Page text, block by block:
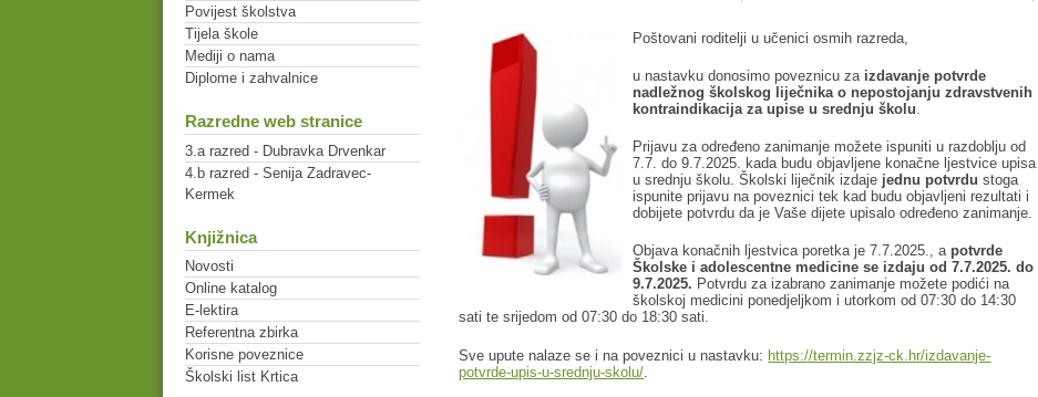
Povijest školstva
Tijela škole
Mediji o nama
Diplome i zahvalnice
Razredne web stranice
3.a razred - Dubravka Drvenkar
4.b razred - Senija Zadravec-
Kermek
Knjižnica
Novosti
Online katalog
E-lektira
Referentna zbirka
Korisne poveznice
Školski list Krtica
Poštovani roditelji u učenici osmih razreda,
u nastavku donosimo poveznicu za izdavanje potvrde
nadležnog školskog liječnika o nepostojanju zdravstvenih
kontraindikacija za upise u srednju školu.
Prijavu za određeno zanimanje možete ispuniti u razdoblju od
7.7. do 9.7.2025. kada budu objavljene konačne ljestvice upisa
u srednju školu. Školski liječnik izdaje jednu potvrdu stoga
ispunite prijavu na poveznici tek kad budu objavljeni rezultati i
dobijete potvrdu da je Vaše dijete upisalo određeno zanimanje.
Objava konačnih ljestvica poretka je 7.7.2025., a potvrde
Školske i adolescentne medicine se izdaju od 7.7.2025. do
9.7.2025. Potvrdu za izabrano zanimanje možete podići na
školskoj medicini ponedjeljkom i utorkom od 07:30 do 14:30
sati te srijedom od 07:30 do 18:30 sati.
Sve upute nalaze se i na poveznici u nastavku: https://termin.zzjz-ck.hr/izdavanje-
potvrde-upis-u-srednju-skolu/